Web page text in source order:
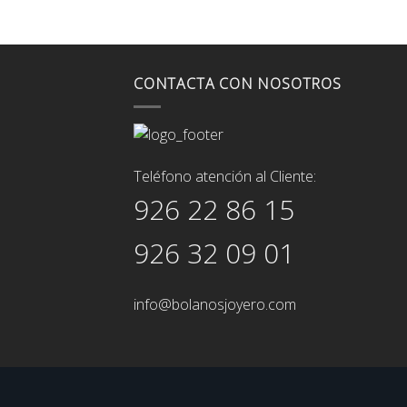
CONTACTA CON NOSOTROS
Teléfono atención al Cliente:
926 22 86 15
926 32 09 01
info@bolanosjoyero.com